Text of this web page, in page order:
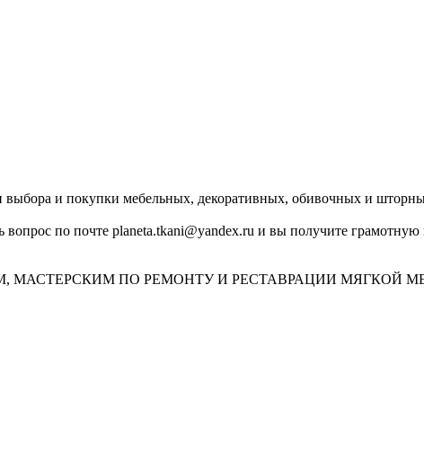
и покупки мебельных, декоративных, обивочных и
по почте planeta.tkani@yandex.ru и вы получите
МАСТЕРСКИМ ПО РЕМОНТУ И РЕСТАВРАЦИИ МЯГКОЙ